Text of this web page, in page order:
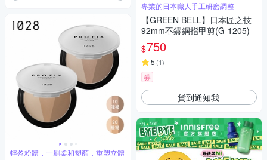
輕盈粉體，一刷柔和塑顏，重塑立體
專業的日本職人手工研磨調整
【GREEN BELL】日本匠之技
92mm不鏽鋼指甲剪(G-1205)
$750
5 (1)
券
貨到通知我